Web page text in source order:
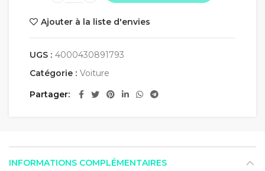
Ajouter à la liste d'envies
UGS : 4000430891793
Catégorie : Voiture
Partager
INFORMATIONS COMPLÉMENTAIRES